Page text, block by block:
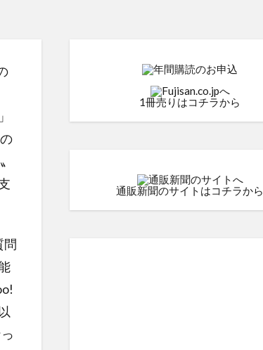
問
1冊売りはコチラから
通販新聞のサイトはコチラから